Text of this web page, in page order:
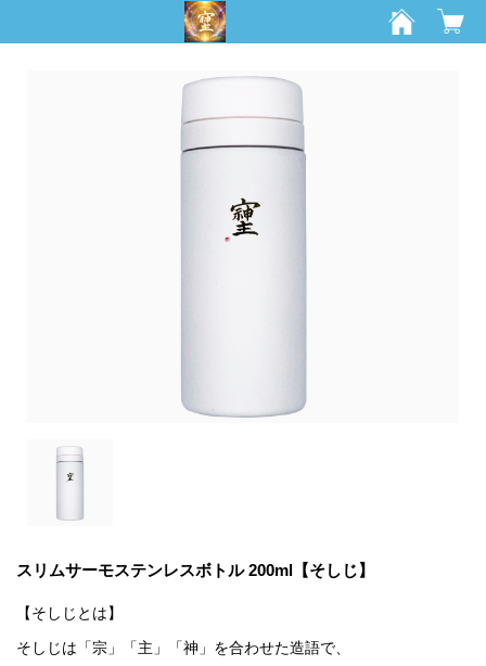
スリムサーモステンレスボトル 200ml【そしじ】
【そしじとは】
そしじは「宗」「主」「神」を合わせた造語で、